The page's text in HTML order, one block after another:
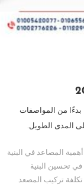
من المواصفات
المدى الطويل.
أهمية المصاعد في البنية
تحسين البنية
تكلفة تركيب المصعد